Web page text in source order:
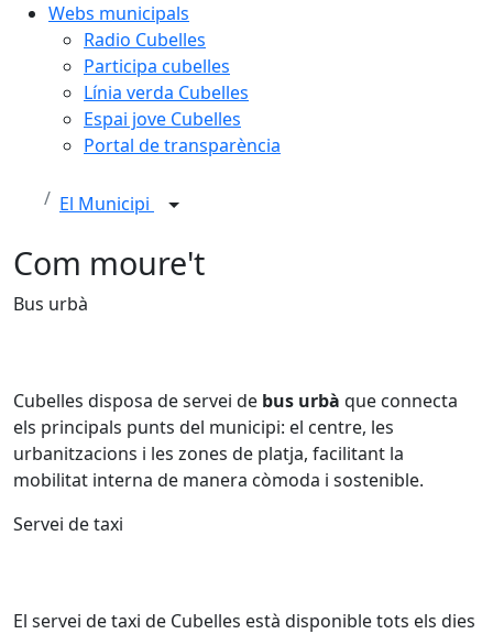
Webs municipals
Radio Cubelles
Participa cubelles
Línia verda Cubelles
Espai jove Cubelles
Portal de transparència
El Municipi
Com moure't
Bus urbà
Cubelles disposa de servei de bus urbà que connecta
els principals punts del municipi: el centre, les
urbanitzacions i les zones de platja, facilitant la
mobilitat interna de manera còmoda i sostenible.
Servei de taxi
El servei de taxi de Cubelles està disponible tots els dies